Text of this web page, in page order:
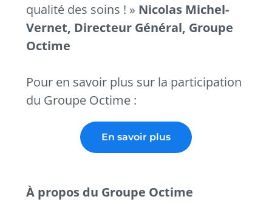
qualité des soins ! » Nicolas Michel-
Vernet, Directeur Général, Groupe
Octime
Pour en savoir plus sur la participation
du Groupe Octime :
En savoir plus
À propos du Groupe Octime